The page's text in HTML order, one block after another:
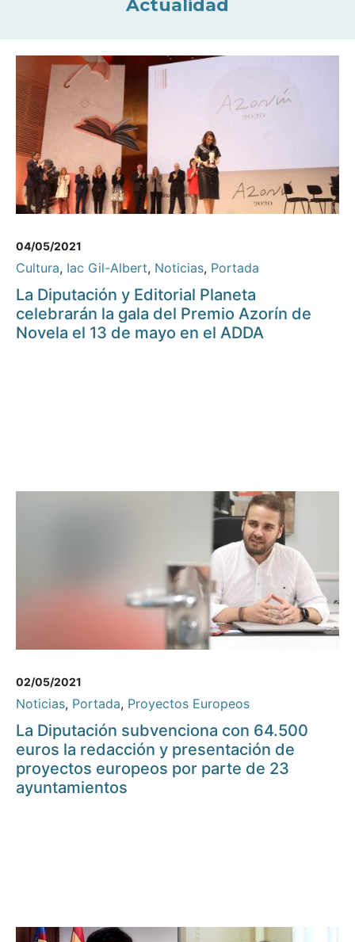
Actualidad
04/05/2021
Cultura, Iac Gil-Albert, Noticias, Portada
La Diputación y Editorial Planeta
celebrarán la gala del Premio Azorín de
Novela el 13 de mayo en el ADDA
02/05/2021
Noticias, Portada, Proyectos Europeos
La Diputación subvenciona con 64.500
euros la redacción y presentación de
proyectos europeos por parte de 23
ayuntamientos